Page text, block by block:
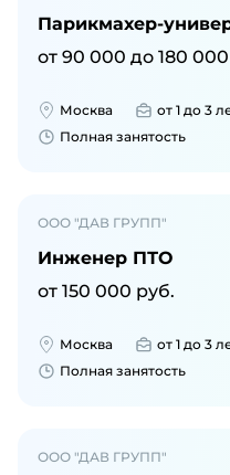
Парикмахер-
от 90 000 до 180 000
Москва от 1 до 3
Полная занятость
ООО "ДАВ ГРУПП"
Инженер ПТО
от 150 000 руб.
Москва от 1 до 3
Полная занятость
ООО "ДАВ ГРУПП"